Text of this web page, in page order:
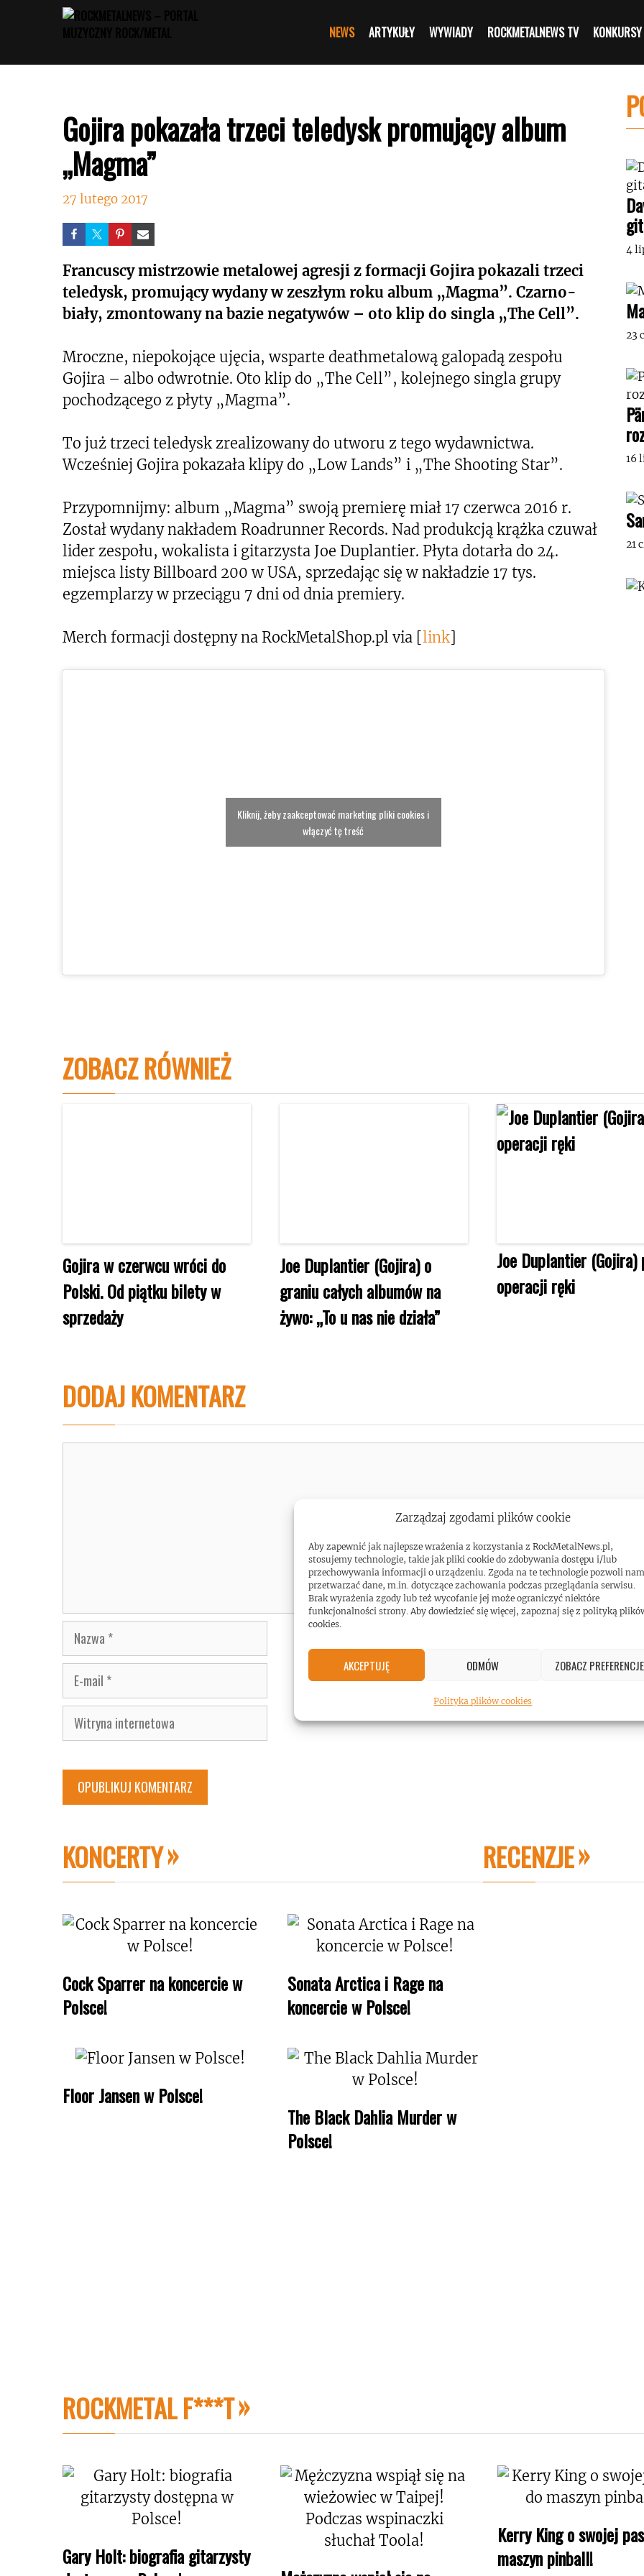
Zarządzaj zgodami plików cookie
Aby zapewnić jak najlepsze wrażenia z korzystania z RockMetalNews.pl,
stosujemy technologie, takie jak pliki cookie do zdobywania dostępu i/lub
przechowywania informacji o urządzeniu. Zgoda na te technologie pozwoli nam
przetwarzać dane, m.in. dotyczące zachowania podczas przeglądania serwisu.
Brak wyrażenia zgody lub też wycofanie jej może ograniczyć niektóre
funkcjonalności strony. Aby dowiedzieć się więcej, zapoznaj się z polityką
cookies.
AKCEPTUJĘ ODMÓW ZOBACZ PREFERENCJE
Polityka plików cookies
NEWS ARTYKUŁY WYWIADY ROCKMETALNEWS TV KONKURSY
Gojira pokazała trzeci teledysk promujący album
„Magma”
27 lutego 2017
Francuscy mistrzowie metalowej agresji z formacji Gojira pokazali trzeci
teledysk, promujący wydany w zeszłym roku album „Magma”. Czarno-
biały, zmontowany na bazie negatywów – oto klip do singla „The Cell”.
Mroczne, niepokojące ujęcia, wsparte deathmetalową galopadą zespołu
Gojira – albo odwrotnie. Oto klip do „The Cell”, kolejnego singla grupy
pochodzącego z płyty „Magma”.
To już trzeci teledysk zrealizowany do utworu z tego wydawnictwa.
Wcześniej Gojira pokazała klipy do „Low Lands” i „The Shooting Star”.
Przypomnijmy: album „Magma” swoją premierę miał 17 czerwca 2016 r.
Został wydany nakładem Roadrunner Records. Nad produkcją krążka czuwał
lider zespołu, wokalista i gitarzysta Joe Duplantier. Płyta dotarła do 24.
miejsca listy Billboard 200 w USA, sprzedając się w nakładzie 17 tys.
egzemplarzy w przeciągu 7 dni od dnia premiery.
Merch formacji dostępny na RockMetalShop.pl via [link]
Kliknij, żeby zaakceptować marketing pliki cookies i
włączyć tę treść
4
23
16
21
ZOBACZ RÓWNIEŻ
Gojira w czerwcu wróci do
Polski. Od piątku bilety w
sprzedaży
Joe Duplantier (Gojira) o
graniu całych albumów na
żywo: „To u nas nie działa”
Joe Duplantier (Gojira)
operacji ręki
DODAJ KOMENTARZ
Nazwa
E-
mail
Witryna
internetowa
KONCERTY
Cock Sparrer na koncercie w
Polsce!
Sonata Arctica i Rage na
koncercie w Polsce!
Floor Jansen w Polsce!
The Black Dahlia Murder w
Polsce!
RECENZJE
ROCKMETAL F***T
Gary Holt: biografia gitarzysty
Kerry King o swojej
maszyn pinball!